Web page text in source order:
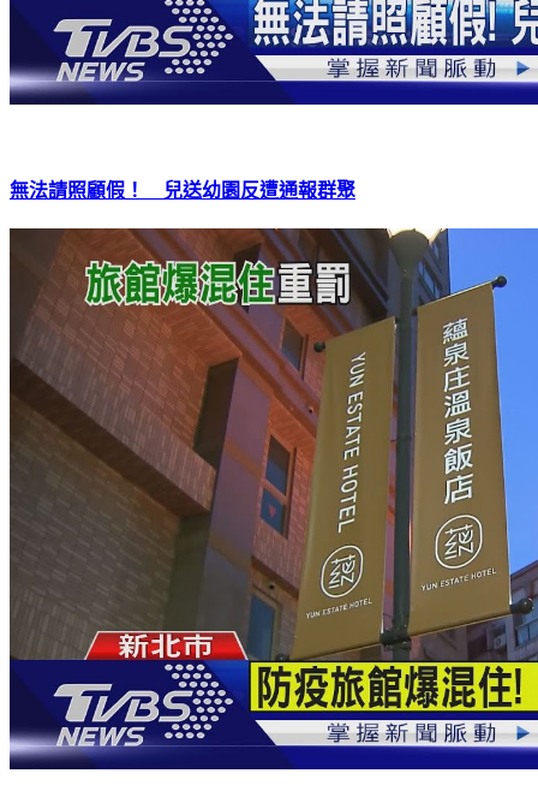
無法請照顧假！ 兒送幼園反遭通報群聚